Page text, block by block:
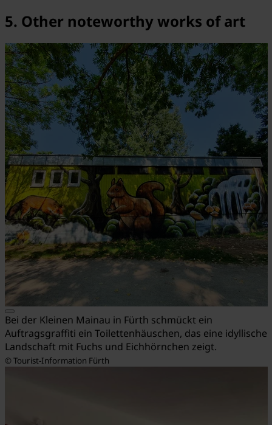
5. Other noteworthy works of art
Bei der Kleinen Mainau in Fürth schmückt ein
Auftragsgraffiti ein Toilettenhäuschen, das eine idyllische
Landschaft mit Fuchs und Eichhörnchen zeigt.
© Tourist-Information Fürth